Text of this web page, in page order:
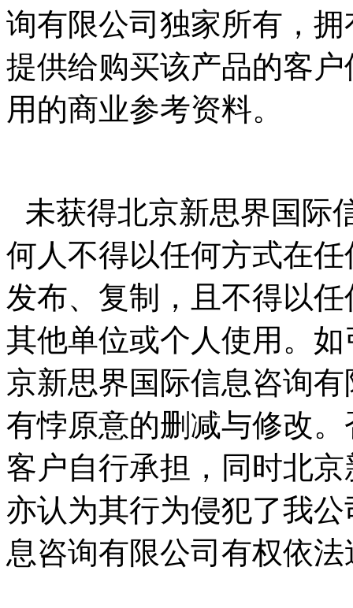
询有限公司独家所有，
提供给购买该产品的客
用的商业参考资料。
未获得北京新思界国际
何人不得以任何方式在
发布、复制，且不得以
其他单位或个人使用。
京新思界国际信息咨询
有悖原意的删减与修改
客户自行承担，同时北
亦认为其行为侵犯了我
息咨询有限公司有权依